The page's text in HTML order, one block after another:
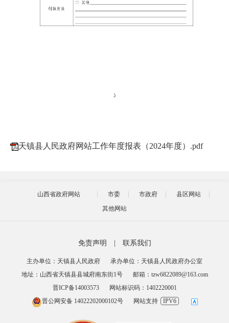
天镇县人民政府网站工作年度报表（2024年度）.pdf
山西省政府网站 市委 市政府
县区网站
其他网站
免责声明 联系我们
主办单位：天镇县人民政府
承办单位：天镇县人民政府办公室
地址：山西省天镇县县城府南东街1号
邮箱：tzw6822089@163.com
晋ICP备14003573
网站标识码：1402220001
晋公网安备 14022202000102号
网站支持 IPV6